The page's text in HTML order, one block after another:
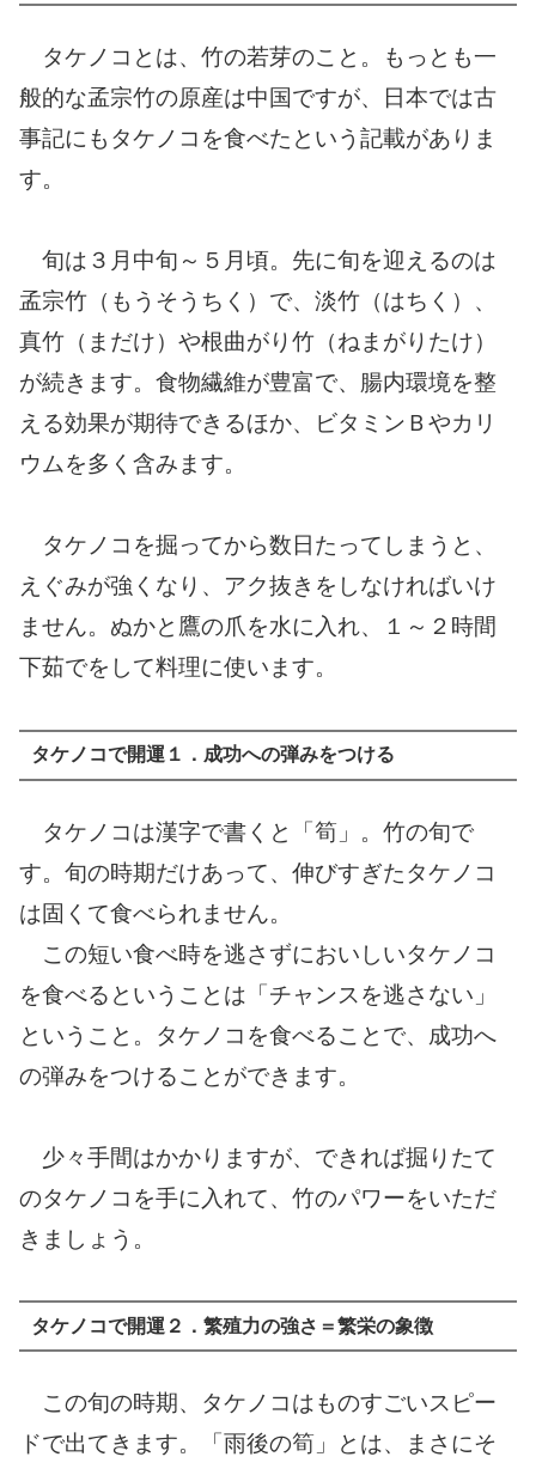
タケノコとは、竹の若芽のこと。もっとも一
般的な孟宗竹の原産は中国ですが、日本では古
事記にもタケノコを食べたという記載がありま
す。
旬は３月中旬～５月頃。先に旬を迎えるのは
孟宗竹（もうそうちく）で、淡竹（はちく）、
真竹（まだけ）や根曲がり竹（ねまがりたけ）
が続きます。食物繊維が豊富で、腸内環境を整
える効果が期待できるほか、ビタミンＢやカリ
ウムを多く含みます。
タケノコを掘ってから数日たってしまうと、
えぐみが強くなり、アク抜きをしなければいけ
ません。ぬかと鷹の爪を水に入れ、１～２時間
下茹でをして料理に使います。
タケノコで開運１．成功への弾みをつける
タケノコは漢字で書くと「筍」。竹の旬で
す。旬の時期だけあって、伸びすぎたタケノコ
は固くて食べられません。
この短い食べ時を逃さずにおいしいタケノコ
を食べるということは「チャンスを逃さない」
ということ。タケノコを食べることで、成功へ
の弾みをつけることができます。
少々手間はかかりますが、できれば掘りたて
のタケノコを手に入れて、竹のパワーをいただ
きましょう。
タケノコで開運２．繁殖力の強さ＝繁栄の象徴
この旬の時期、タケノコはものすごいスピー
ドで出てきます。「雨後の筍」とは、まさにそ